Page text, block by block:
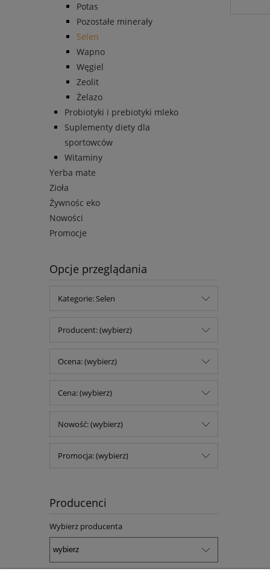
Potas
Pozostałe minerały
Selen
Wapno
Węgiel
Zeolit
Żelazo
Probiotyki i prebiotyki mleko
Suplementy diety dla
sportowców
Witaminy
Yerba mate
Zioła
Żywnośc eko
Nowości
Promocje
Opcje przeglądania
Kategorie: Selen
Producent: (wybierz)
Ocena: (wybierz)
Cena: (wybierz)
Nowość: (wybierz)
Promocja: (wybierz)
Producenci
Wybierz producenta